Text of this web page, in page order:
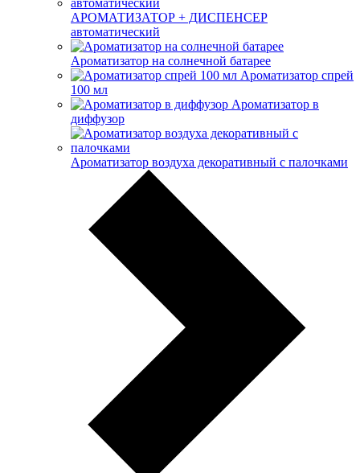
АРОМАТИЗАТОР + ДИСПЕНСЕР
автоматический
Ароматизатор на солнечной батарее
Ароматизатор спрей
100 мл
Ароматизатор в
диффузор
Ароматизатор воздуха декоративный с палочками